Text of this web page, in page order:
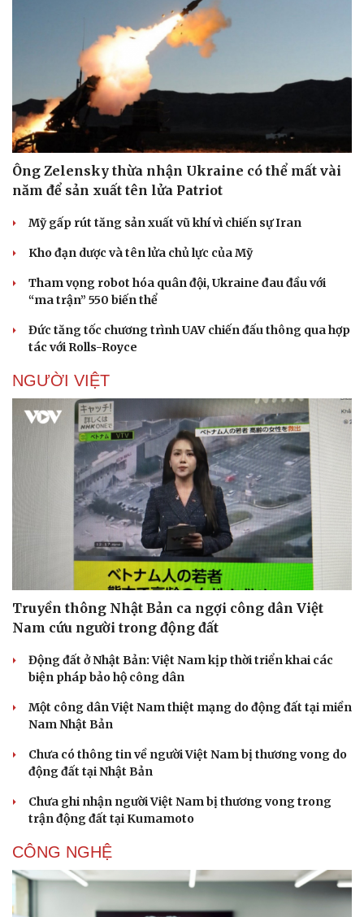
Doanh nghiệp 24h
Doanh nhân
Vì cộng đồng
Sành điệu
Tin Công nghệ
Trải nghiệm
Ông Zelensky thừa nhận Ukraine có thể mất vài
năm để sản xuất tên lửa Patriot
Mỹ gấp rút tăng sản xuất vũ khí vì chiến sự Iran
Kho đạn dược và tên lửa chủ lực của Mỹ
Tham vọng robot hóa quân đội, Ukraine đau đầu với
“ma trận” 550 biến thể
Đức tăng tốc chương trình UAV chiến đấu thông qua hợp
tác với Rolls-Royce
NGƯỜI VIỆT
Truyền thông Nhật Bản ca ngợi công dân Việt
Nam cứu người trong động đất
Động đất ở Nhật Bản: Việt Nam kịp thời triển khai các
biện pháp bảo hộ công dân
Một công dân Việt Nam thiệt mạng do động đất tại miền
Nam Nhật Bản
Chưa có thông tin về người Việt Nam bị thương vong do
động đất tại Nhật Bản
Chưa ghi nhận người Việt Nam bị thương vong trong
trận động đất tại Kumamoto
CÔNG NGHỆ